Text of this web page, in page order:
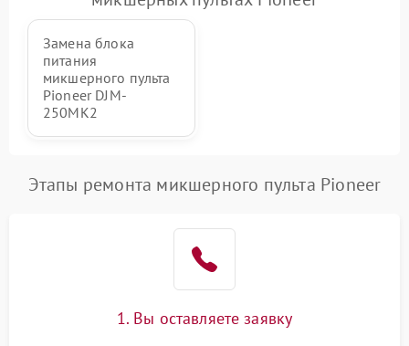
Неисправность системы
защиты от перегрева
Поломка системы защиты
от перенапряжения
от замыкания
Замена блока
питания
микшерного пульта
Pioneer DJM-
250MK2
Этапы ремонта микшерного пульта Pioneer
1. Вы оставляете заявку